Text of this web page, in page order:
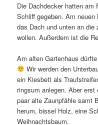
Die Dachdecker hatten am
Schliff gegeben. Am
das Dach und unten an
wollen. Außerdem ist die
Am alten Gartenhaus
Wir werden den
ein Kiesbett als
ringsum anlegen. Aber
paar alte Zaunpfähle samt
herum, bissel Holz, eine
Weihnachtsbaum.